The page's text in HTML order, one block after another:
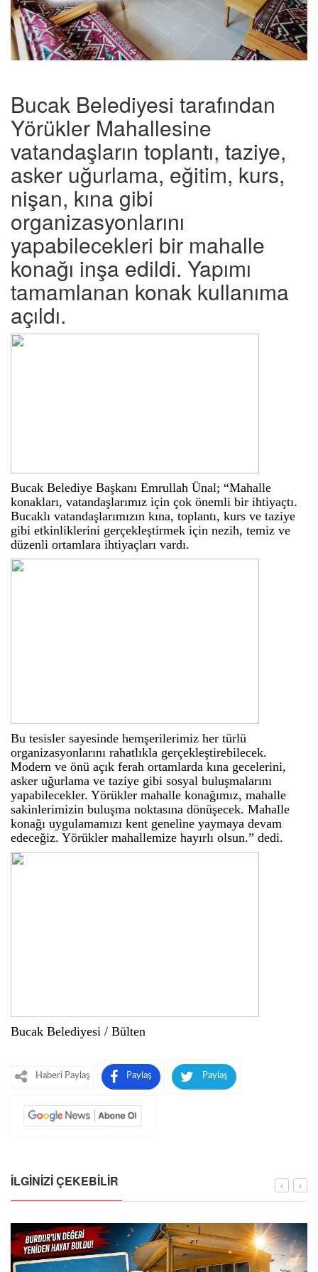
Bucak Belediyesi tarafından
Yörükler Mahallesine
vatandaşların toplantı, taziye,
asker uğurlama, eğitim, kurs,
nişan, kına gibi
organizasyonlarını
yapabilecekleri bir mahalle
konağı inşa edildi. Yapımı
tamamlanan konak kullanıma
açıldı.
Bucak Belediye Başkanı Emrullah Ünal; “Mahalle
konakları, vatandaşlarımız için çok önemli bir ihtiyaçtı.
Bucaklı vatandaşlarımızın kına, toplantı, kurs ve taziye
gibi etkinliklerini gerçekleştirmek için nezih, temiz ve
düzenli ortamlara ihtiyaçları vardı.
Bu tesisler sayesinde hemşerilerimiz her türlü
organizasyonlarını rahatlıkla gerçekleştirebilecek.
Modern ve önü açık ferah ortamlarda kına gecelerini,
asker uğurlama ve taziye gibi sosyal buluşmalarını
yapabilecekler. Yörükler mahalle konağımız, mahalle
sakinlerimizin buluşma noktasına dönüşecek. Mahalle
konağı uygulamamızı kent geneline yaymaya devam
edeceğiz. Yörükler mahallemize hayırlı olsun.” dedi.
Bucak Belediyesi / Bülten
Haberi Paylaş Paylaş Paylaş
İLGINIZI ÇEKEBILIR